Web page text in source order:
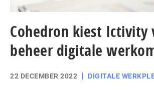
Cohedron kiest Ictivity
beheer digitale
22 DECEMBER 2022 DIGITALE